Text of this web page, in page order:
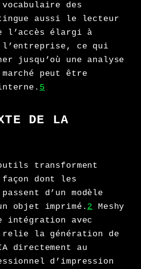
des
aussi le lecteur
l’accès élargi à
l’entreprise, ce qui
jusqu’où une analyse
peut être
5
DE LA
outils transforment
façon dont les
d’un modèle
objet imprimé. 2
Meshy
intégration avec
relie la génération de
directement au
d’impression